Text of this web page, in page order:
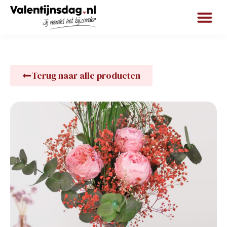
Terug naar alle producten